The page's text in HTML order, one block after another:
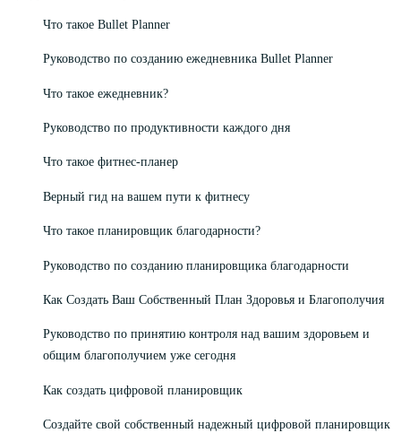
Что такое Bullet Planner
Руководство по созданию ежедневника Bullet Planner
Что такое ежедневник?
Руководство по продуктивности каждого дня
Что такое фитнес-планер
Верный гид на вашем пути к фитнесу
Что такое планировщик благодарности?
Руководство по созданию планировщика благодарности
Как Создать Ваш Собственный План Здоровья и Благополучия
Руководство по принятию контроля над вашим здоровьем и
общим благополучием уже сегодня
Как создать цифровой планировщик
Создайте свой собственный надежный цифровой планировщик